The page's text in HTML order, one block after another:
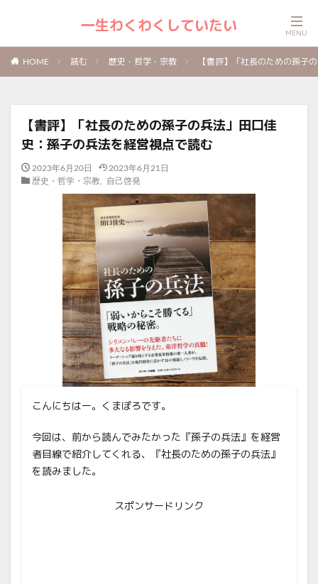
一生わくわくしていたい
HOME 読む 歴史・哲学・宗教 【書評】「社長のための孫子
【書評】「社長のための孫子の兵法」田口佳
史：孫子の兵法を経営視点で読む
2023年6月20日
2023年6月21日
歴史・哲学・宗教
自己啓発
こんにちはー。くまぽろです。
今回は、前から読んでみたかった『孫子の兵法』を経営
者目線で紹介してくれる、『社長のための孫子の兵法』
を読みました。
スポンサードリンク